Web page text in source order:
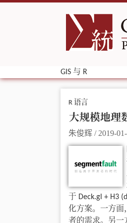
GIS 与 R
R 语言
朱俊辉 / 2019-
于 Deck.gl + H3
化方案。一方面
者的需求。另一